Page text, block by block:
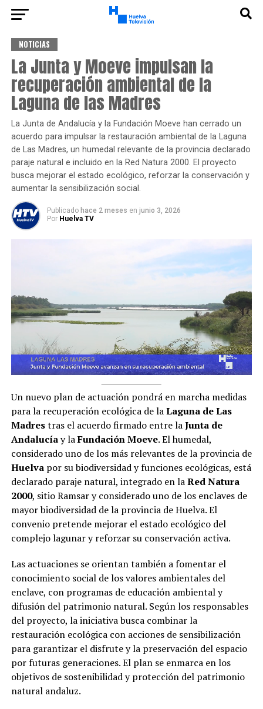
NOTICIAS
La Junta y Moeve impulsan la
recuperación ambiental de la
Laguna de las Madres
La Junta de Andalucía y la Fundación Moeve han cerrado un
acuerdo para impulsar la restauración ambiental de la Laguna
de Las Madres, un humedal relevante de la provincia declarado
paraje natural e incluido en la Red Natura 2000. El proyecto
busca mejorar el estado ecológico, reforzar la conservación y
aumentar la sensibilización social.
Publicado hace 2 meses en junio 3, 2026
Por Huelva TV
Un nuevo plan de actuación pondrá en marcha medidas
para la recuperación ecológica de laLaguna de Las
Madrestras el acuerdo firmado entre laJunta de
Andalucíay laFundación Moeve. El humedal,
considerado uno de los más relevantes de la provincia de
Huelvapor su biodiversidad y funciones ecológicas, está
declarado paraje natural, integrado en laRed Natura
2000, sitio Ramsar y considerado uno de los enclaves de
mayor biodiversidad de la provincia de Huelva. El
convenio pretende mejorar el estado ecológico del
complejo lagunar y reforzar su conservación activa.
Las actuaciones se orientan también a fomentar el
conocimiento social de los valores ambientales del
enclave, con programas de educación ambiental y
difusión del patrimonio natural. Según los responsables
del proyecto, la iniciativa busca combinar la
restauración ecológica con acciones de sensibilización
para garantizar el disfrute y la preservación del espacio
por futuras generaciones. El plan se enmarca en los
objetivos de sostenibilidad y protección del patrimonio
natural andaluz.